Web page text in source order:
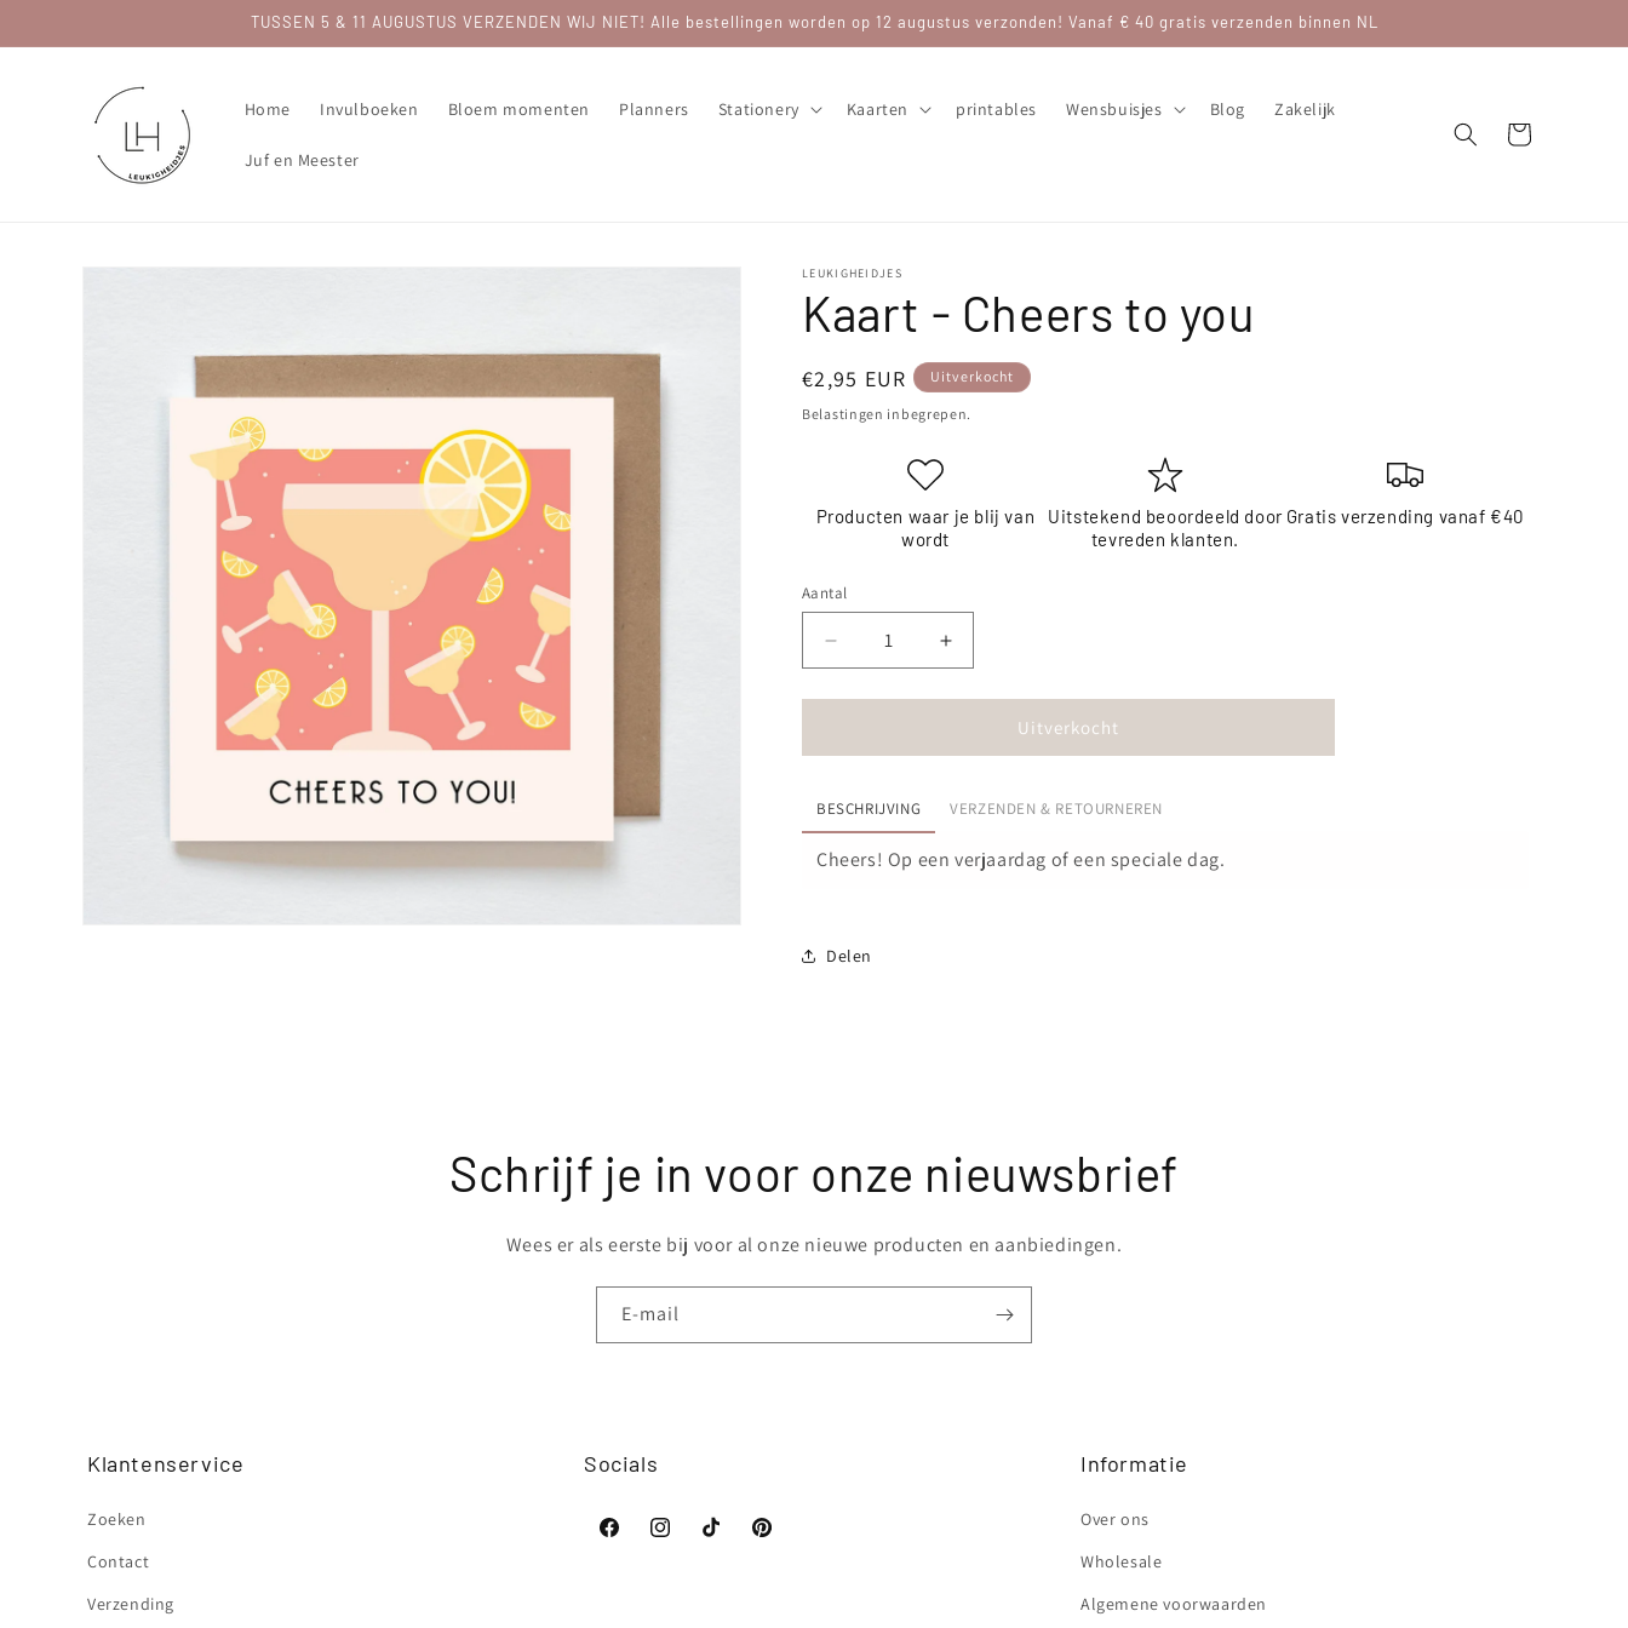
content
TUSSEN 5 & 11 AUGUSTUS VERZENDEN WIJ NIET! Alle bestellingen worden op 12 augustus verzonden! Vanaf € 40 gratis verzenden binnen NL
Home Invulboeken Bloem momenten Planners Stationery Kaarten printables Wensbuisjes Blog Zakelijk
Juf en Meester
Winkelwagen
LEUKIGHEIDJES
Kaart - Cheers to you
Normale
prijs
€2,95 EUR Uitverkocht
Belastingen inbegrepen.
Producten waar je blij van
wordt
Uitstekend beoordeeld door
tevreden klanten.
Gratis verzending vanaf €40
Aantal
Aantal
verlagen
voor
-
to
you
Aantal
verhogen
voor
-
to
Uitverkocht
BESCHRIJVING VERZENDEN & RETOURNEREN
Cheers! Op een verjaardag of een speciale dag.
Delen
Schrijf je in voor onze nieuwsbrief
Wees er als eerste bij voor al onze nieuwe producten en aanbiedingen.
E‑mail
Klantenservice
Zoeken
Contact
Verzending
Socials
FacebookInstagramTikTok Pinterest
Informatie
Over ons
Wholesale
Algemene voorwaarden